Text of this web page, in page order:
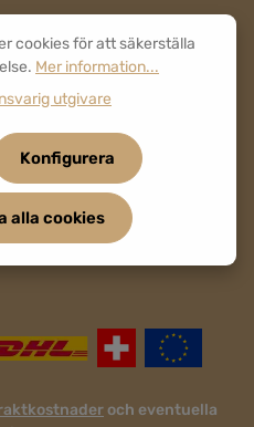
och eventuella
cookies för att säkerställa
Mer information...
utgivare
Konfigurera
alla cookies